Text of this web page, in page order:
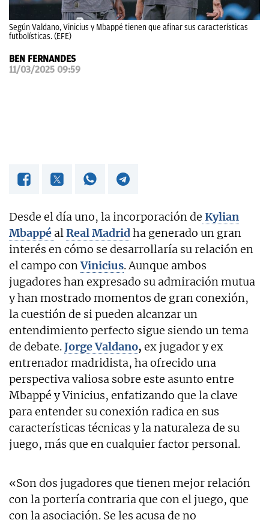
Según Valdano, Vinicius y Mbappé tienen que afinar sus características
futbolísticas. (EFE)
BEN FERNANDES
11/03/2025 09:59
Desde el día uno, la incorporación de Kylian
Mbappé alReal Madridha generado un gran
interés en cómo se desarrollaría su relación en
el campo conVinicius. Aunque ambos
jugadores han expresado su admiración mutua
y han mostrado momentos de gran conexión,
la cuestión de si pueden alcanzar un
entendimiento perfecto sigue siendo un tema
de debate.Jorge Valdano, ex jugador y ex
entrenador madridista, ha ofrecido una
perspectiva valiosa sobre este asunto entre
Mbappé y Vinicius, enfatizando que la clave
para entender su conexión radica en sus
características técnicas y la naturaleza de su
juego, más que en cualquier factor personal.
«Son dos jugadores que tienen mejor relación
con la portería contraria que con el juego, que
con la asociación. Se les acusa de no